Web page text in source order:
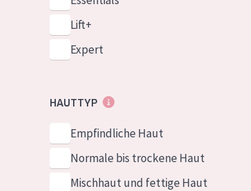
Lift+
Expert
HAUTTYP
Empfindliche Haut
Normale bis trockene Haut
Mischhaut und fettige Haut